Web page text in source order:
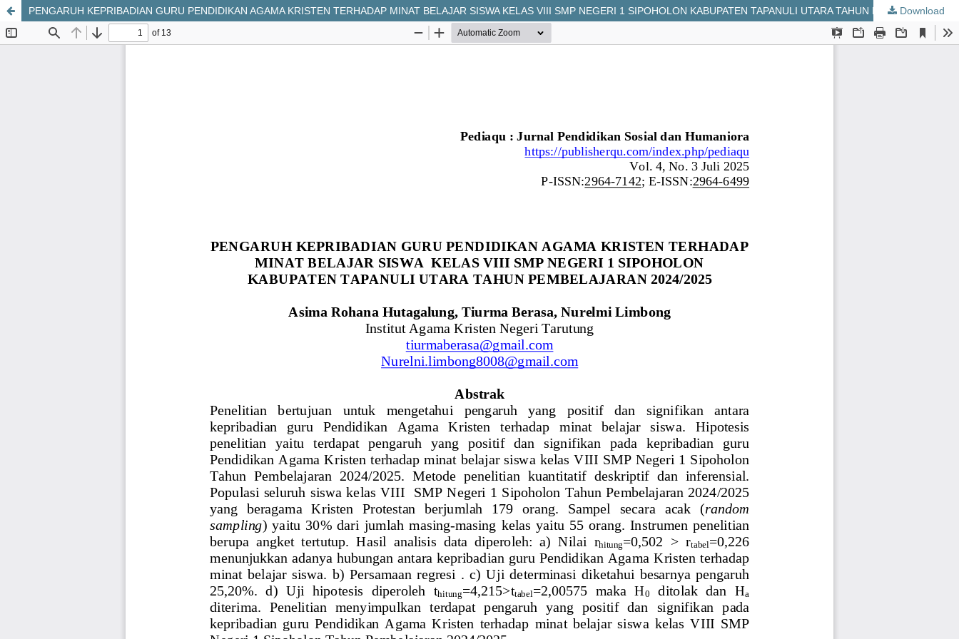
PENGARUH KEPRIBADIAN GURU PENDIDIKAN AGAMA KRISTEN TERHADAP MINAT BELAJAR SISWA KELAS VIII SMP NEGERI 1 SIPOHOLON KABUPATEN TAPANULI UTARA TAHUN PEMBELAJARAN 2024/2025
Download